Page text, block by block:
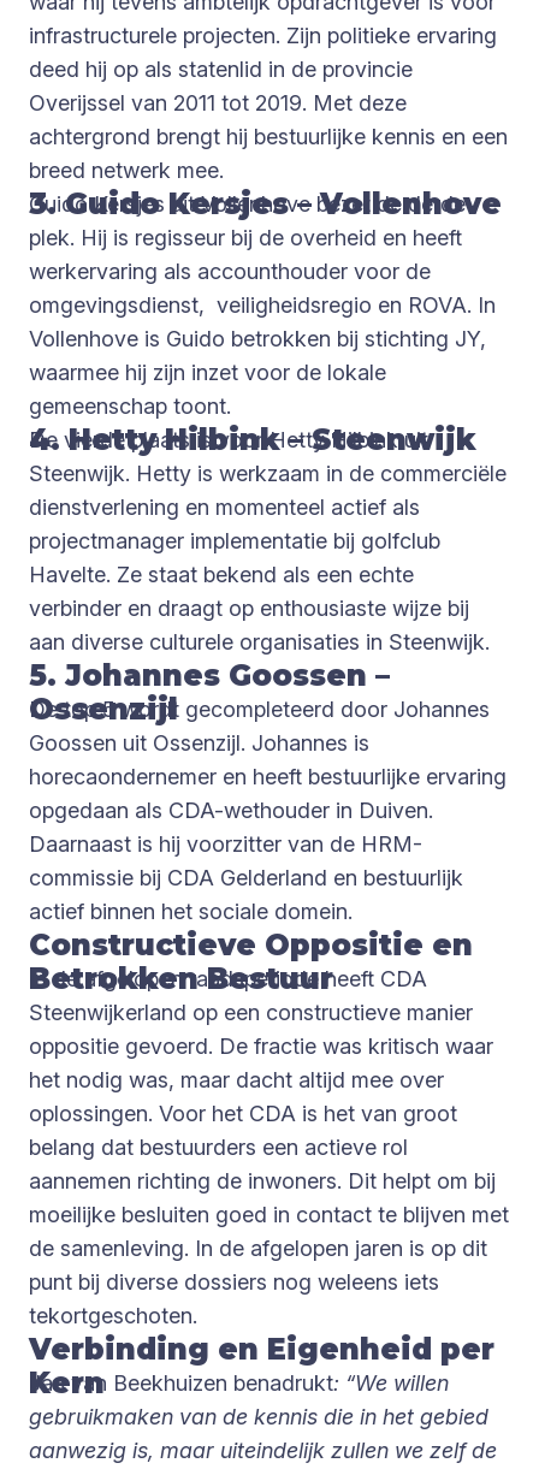
infrastructurele projecten. Zijn politieke ervaring
deed hij op als statenlid in de provincie
Overijssel van 2011 tot 2019. Met deze
achtergrond brengt hij bestuurlijke kennis en een
breed netwerk mee.
3. Guido Kersjes – Vollenhove
Guido Kersjes uit Vollenhove bezet de derde
plek. Hij is regisseur bij de overheid en heeft
werkervaring als accounthouder voor de
omgevingsdienst, veiligheidsregio en ROVA. In
Vollenhove is Guido betrokken bij stichting JY,
waarmee hij zijn inzet voor de lokale
gemeenschap toont.
4. Hetty Hilbink – Steenwijk
De vierde plaats is voor Hetty Hilbink uit
Steenwijk. Hetty is werkzaam in de commerciële
dienstverlening en momenteel actief als
projectmanager implementatie bij golfclub
Havelte. Ze staat bekend als een echte
verbinder en draagt op enthousiaste wijze bij
aan diverse culturele organisaties in Steenwijk.
5. Johannes Goossen –
Ossenzijl
De top 5 wordt gecompleteerd door Johannes
Goossen uit Ossenzijl. Johannes is
horecaondernemer en heeft bestuurlijke ervaring
opgedaan als CDA-wethouder in Duiven.
Daarnaast is hij voorzitter van de HRM-
commissie bij CDA Gelderland en bestuurlijk
actief binnen het sociale domein.
Constructieve Oppositie en
Betrokken Bestuur
In de afgelopen raadsperiode heeft CDA
Steenwijkerland op een constructieve manier
oppositie gevoerd. De fractie was kritisch waar
het nodig was, maar dacht altijd mee over
oplossingen. Voor het CDA is het van groot
belang dat bestuurders een actieve rol
aannemen richting de inwoners. Dit helpt om bij
moeilijke besluiten goed in contact te blijven met
de samenleving. In de afgelopen jaren is op dit
punt bij diverse dossiers nog weleens iets
tekortgeschoten.
Verbinding en Eigenheid per
Kern
Jan van Beekhuizen benadrukt: “We willen
gebruikmaken van de kennis die in het gebied
aanwezig is, maar uiteindelijk zullen we zelf de